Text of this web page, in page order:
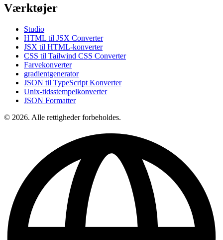
Værktøjer
Studio
HTML til JSX Converter
JSX til HTML-konverter
CSS til Tailwind CSS Converter
Farvekonverter
gradientgenerator
JSON til TypeScript Konverter
Unix-tidsstempelkonverter
JSON Formatter
© 2026. Alle rettigheder forbeholdes.